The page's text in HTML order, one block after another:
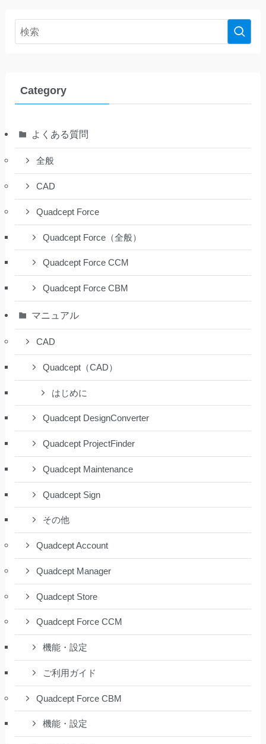
Category
よくある質問
全般
CAD
Quadcept Force
Quadcept Force（全般）
Quadcept Force CCM
Quadcept Force CBM
マニュアル
CAD
Quadcept（CAD）
はじめに
Quadcept DesignConverter
Quadcept ProjectFinder
Quadcept Maintenance
Quadcept Sign
その他
Quadcept Account
Quadcept Manager
Quadcept Store
Quadcept Force CCM
機能・設定
ご利用ガイド
Quadcept Force CBM
機能・設定